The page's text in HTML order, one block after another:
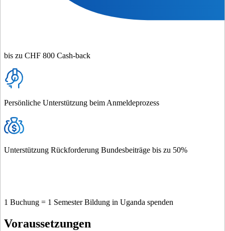
bis zu CHF 800 Cash-back
Persönliche Unterstützung beim Anmeldeprozess
Unterstützung Rückforderung Bundesbeiträge bis zu 50%
1 Buchung = 1 Semester Bildung in Uganda spenden
Voraussetzungen